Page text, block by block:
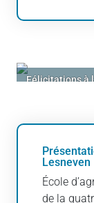
Félicitations à
Lesneven
École
de la